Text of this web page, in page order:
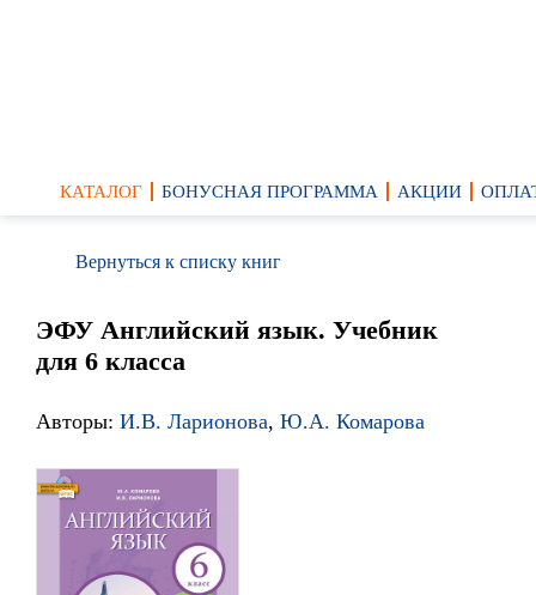
КАТАЛОГ БОНУСНАЯ ПРОГРАММА АКЦИИ
Вернуться к списку книг
ЭФУ Английский язык. Учебник
для 6 класса
Авторы: И.В. Ларионова, Ю.А. Комарова